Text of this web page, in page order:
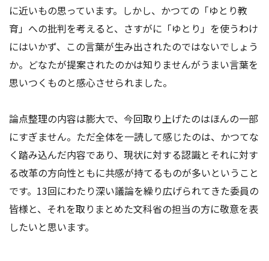
に近いもの思っています。しかし、かつての「ゆとり教
育」への批判を考えると、さすがに「ゆとり」を使うわけ
にはいかず、この言葉が生み出されたのではないでしょう
か。どなたが提案されたのかは知りませんがうまい言葉を
思いつくものと感心させられました。
論点整理の内容は膨大で、今回取り上げたのはほんの一部
にすぎません。ただ全体を一読して感じたのは、かつてな
く踏み込んだ内容であり、現状に対する認識とそれに対す
る改革の方向性ともに共感が持てるものが多いということ
です。13回にわたり深い議論を繰り広げられてきた委員の
皆様と、それを取りまとめた文科省の担当の方に敬意を表
したいと思います。